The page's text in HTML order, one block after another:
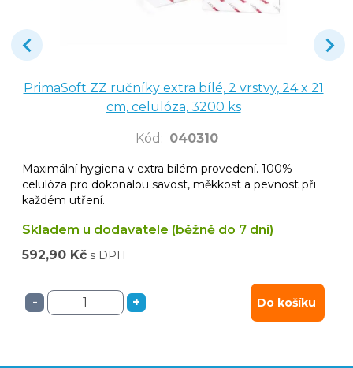
PrimaSoft ZZ ručníky extra bílé, 2 vrstvy, 24 x 21
cm, celulóza, 3200 ks
Kód : 040310
Maximální hygiena v extra bílém provedení. 100%
celulóza pro dokonalou savost, měkkost a pevnost při
každém utření.
Skladem u dodavatele (běžně do 7 dní)
592,90 Kč s DPH
- + Do košíku